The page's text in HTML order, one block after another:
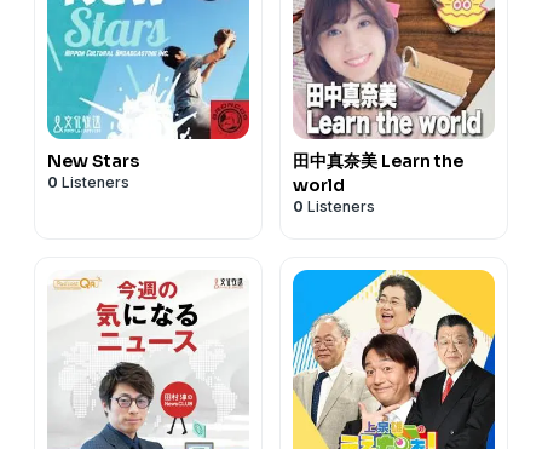
New Stars
0 Listeners
田中真奈美 Learn the
world
0 Listeners